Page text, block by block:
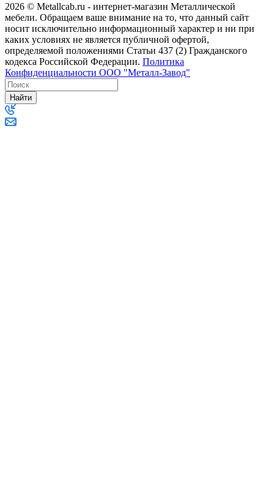
2026 © Metallcab.ru - интернет-магазин Металлической
мебели. Обращаем ваше внимание на то, что данный сайт
носит исключительно информационный характер и ни при
каких условиях не является публичной офертой,
определяемой положениями Статьи 437 (2) Гражданского
кодекса Российской Федерации. Политика
Конфиденциальности ООО "Металл-Завод"
Найти